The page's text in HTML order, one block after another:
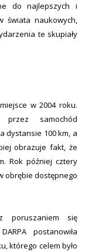
do najlepszych i
świata naukowych,
te skupiały
w 2004 roku.
przez samochód
dystansie 100 km, a
obrazuje fakt, że
Rok później cztery
obrębie dostępnego
poruszaniem się
postanowiła
którego celem było